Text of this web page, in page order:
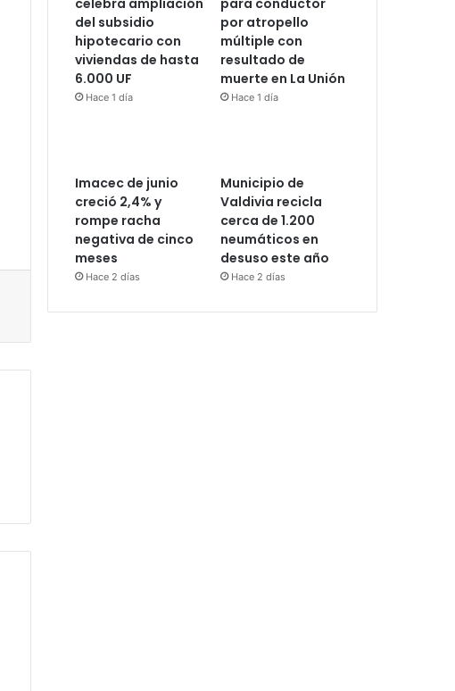
del subsidio
hipotecario con
viviendas de hasta
6.000 UF
Hace 1 día
por atropello
múltiple con
resultado de
muerte en La Unión
Hace 1 día
Imacec de junio
creció 2,4% y
rompe racha
negativa de cinco
meses
Hace 2 días
Municipio de
Valdivia recicla
cerca de 1.200
neumáticos en
desuso este año
Hace 2 días